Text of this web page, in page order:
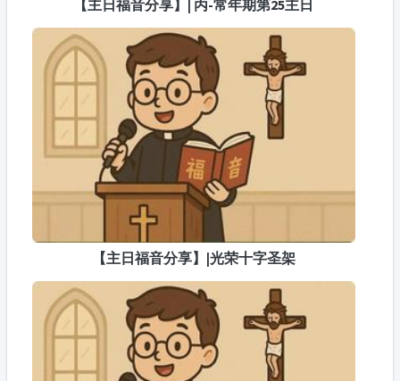
【主日福音分享】| 丙-常年期第25主日
【主日福音分享】|光荣十字圣架